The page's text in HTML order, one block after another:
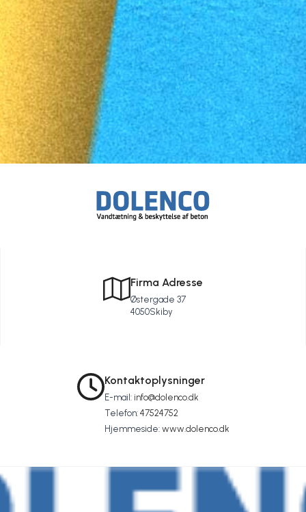
Firma Adresse
Østergade 37
4050Skiby
Kontaktoplysninger
E-mail: info@dolenco.dk
Telefon: 47524752
Hjemmeside: www.dolenco.dk
Stands opstigende fugt i